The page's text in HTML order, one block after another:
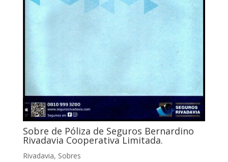
Sobre de Póliza de Seguros Bernardino
Rivadavia Cooperativa Limitada.
Rivadavia, Sobres